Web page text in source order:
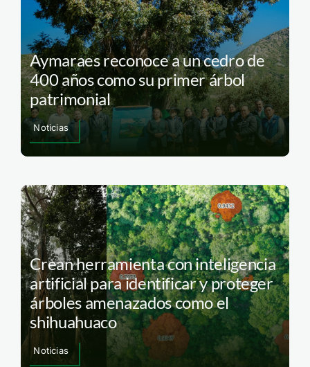
Aymaraes reconoce a un cedro de
400 años como su primer árbol
patrimonial
Noticias
Crean herramienta con inteligencia
artificial para identificar y proteger
árboles amenazados como el
shihuahuaco
Noticias